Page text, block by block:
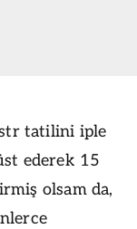
tatilini iple
ederek 15
olsam da,